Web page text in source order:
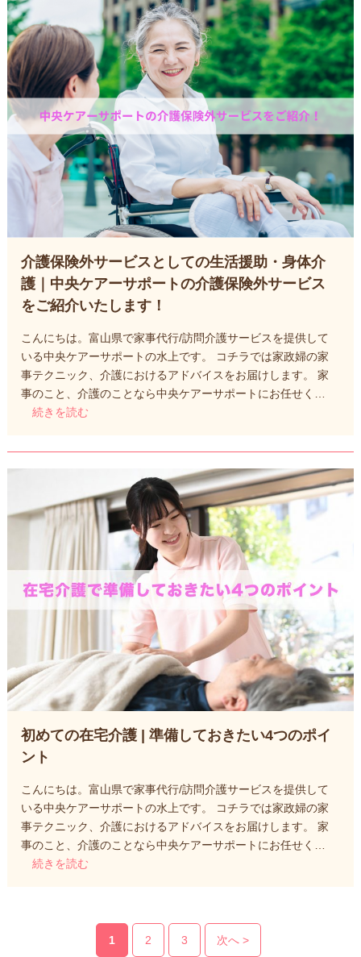
介護保険外サービスとしての生活援助・身体介
護｜中央ケアーサポートの介護保険外サービス
をご紹介いたします！
こんにちは。富山県で家事代行/訪問介護サービスを提供して
いる中央ケアーサポートの水上です。 コチラでは家政婦の家
事テクニック、介護におけるアドバイスをお届けします。 家
事のこと、介護のことなら中央ケアーサポートにお任せく…
続きを読む
初めての在宅介護 | 準備しておきたい4つのポイ
ント
こんにちは。富山県で家事代行/訪問介護サービスを提供して
いる中央ケアーサポートの水上です。 コチラでは家政婦の家
事テクニック、介護におけるアドバイスをお届けします。 家
事のこと、介護のことなら中央ケアーサポートにお任せく…
続きを読む
1 2 3 次へ >